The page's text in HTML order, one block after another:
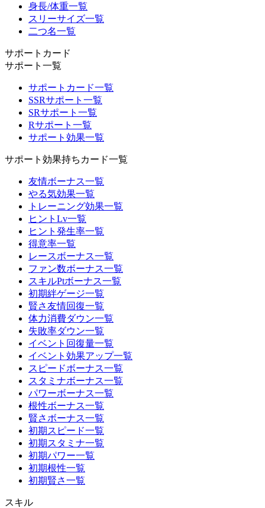
身長/体重一覧
スリーサイズ一覧
二つ名一覧
サポートカード
サポート一覧
サポートカード一覧
SSRサポート一覧
SRサポート一覧
Rサポート一覧
サポート効果一覧
サポート効果持ちカード一覧
友情ボーナス一覧
やる気効果一覧
トレーニング効果一覧
ヒントLv一覧
ヒント発生率一覧
得意率一覧
レースボーナス一覧
ファン数ボーナス一覧
スキルPtボーナス一覧
初期絆ゲージ一覧
賢さ友情回復一覧
体力消費ダウン一覧
失敗率ダウン一覧
イベント回復量一覧
イベント効果アップ一覧
スピードボーナス一覧
スタミナボーナス一覧
パワーボーナス一覧
根性ボーナス一覧
賢さボーナス一覧
初期スピード一覧
初期スタミナ一覧
初期パワー一覧
初期根性一覧
初期賢さ一覧
スキル